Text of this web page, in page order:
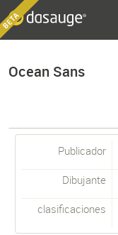
Ocean Sans
Publicador
Dibujante
clasificaciones